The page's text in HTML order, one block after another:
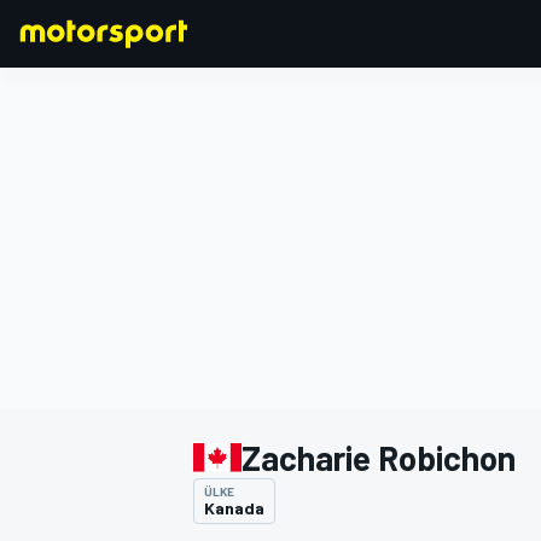
Zacharie Robichon
ÜLKE
Kanada